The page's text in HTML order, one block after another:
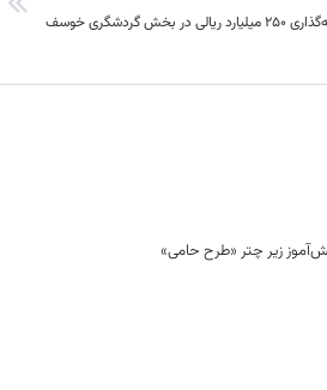
در بخش گردشگری خوسف